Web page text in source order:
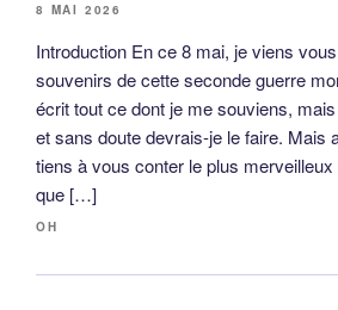
8 MAI 2026
Introduction En ce 8 mai, je viens
souvenirs de cette seconde guerre
écrit tout ce dont je me souviens, mais
et sans doute devrais-je le faire. Mais
tiens à vous conter le plus merveilleux
que […]
OH